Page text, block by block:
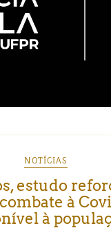
NOTÍCIAS
estudo
à
à